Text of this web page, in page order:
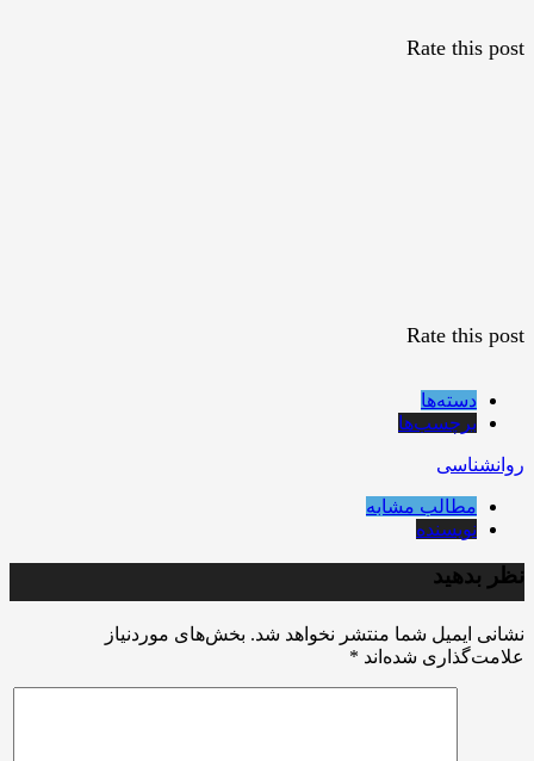
Rate this post
Rate this post
دسته‌ها
برچسب‌ها
روانشناسی
مطالب مشابه
نویسنده
نظر بدهید
نشانی ایمیل شما منتشر نخواهد شد. بخش‌های موردنیاز
علامت‌گذاری شده‌اند *